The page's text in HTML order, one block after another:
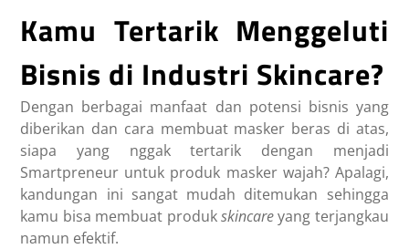
Kamu Tertarik Menggeluti
Bisnis di Industri Skincare?
Dengan berbagai manfaat dan potensi bisnis yang
diberikan dan cara membuat masker beras di atas,
siapa yang nggak tertarik dengan menjadi
Smartpreneur untuk produk masker wajah? Apalagi,
kandungan ini sangat mudah ditemukan sehingga
kamu bisa membuat produkskincareyang terjangkau
namun efektif.